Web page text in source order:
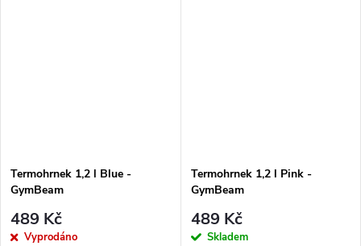
Termohrnek 1,2 l Blue -
GymBeam
489 Kč
Vyprodáno
Termohrnek 1,2 l Pink -
GymBeam
489 Kč
Skladem